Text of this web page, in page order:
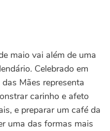
maio vai além de uma
Celebrado em
Mães representa
carinho e afeto
e preparar um café da
uma das formas mais